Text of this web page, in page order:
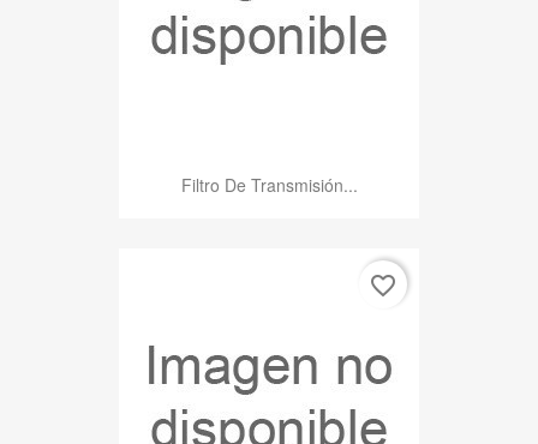
Filtro De Transmisión...
favorite_border